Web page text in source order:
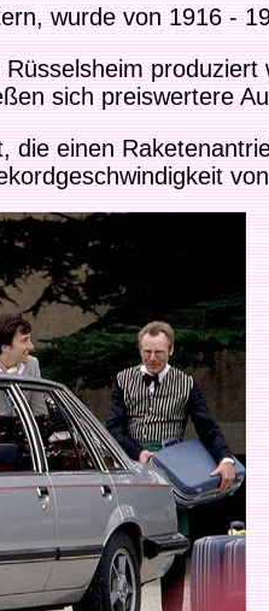
wurde von 1916 -
produziert
sich preiswertere
die einen